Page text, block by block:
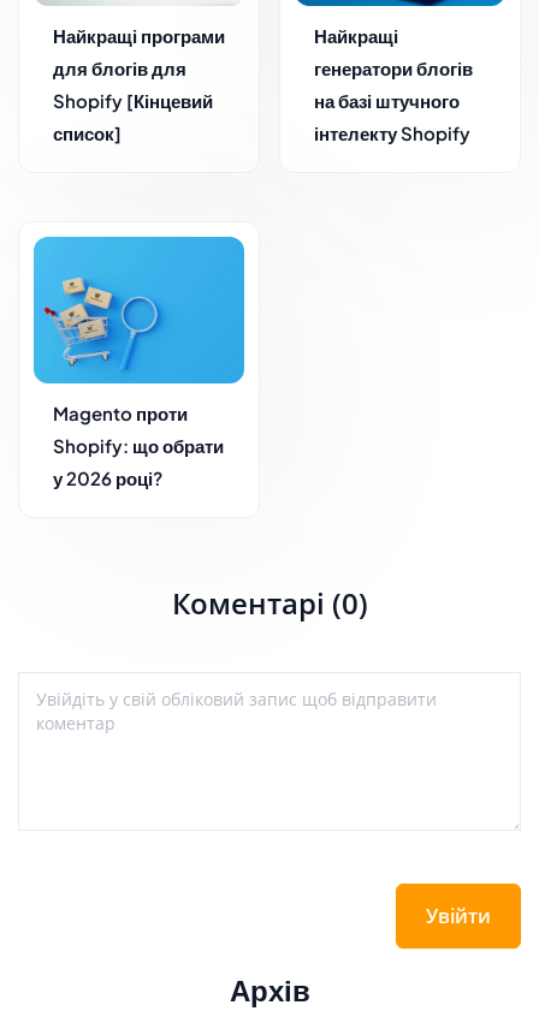
Найкращі програми
для блогів для
Shopify [Кінцевий
список]
Найкращі
генератори блогів
на базі штучного
інтелекту Shopify
Magento проти
Shopify: що обрати
у 2026 році?
Коментарі (0)
Увійти
Архів